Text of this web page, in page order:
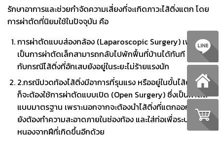
รักษาอาการและช่วยกำจัดความเสี่ยงที่จะเกิดภาวะไส้ติ่งแตก โดย
การผ่าตัดที่นิยมใช้ในปัจจุบัน คือ
การผ่าตัดแบบส่องกล้อง (Laparoscopic Surgery) เพราะ
เป็นการผ่าตัดเล็กสามารถกลับไปพักฟื้นที่บ้านได้ทันที เหมาะ
กับกรณีไส้ติ่งที่อักเสบยังอยู่ในระยะไม่ร้ายแรงนัก
2.กรณีปวดท้องไส้ติ่งมีอาการที่รุนแรง หรืออยู่ในขั้นไส้ติ่งแตก
ก็จะต้องใช้การผ่าตัดแบบเปิด (Open Surgery) ซึ่งเป็นผ่าตัด
แบบมาตรฐาน เพราะนอกจากจะต้องนำไส้ติ่งที่แตกออกแล้ว
ยังต้องทำความสะอาดภายในช่องท้อง และใส่ท่อเพื่อระบาย
หนองจากฝีที่เกิดขึ้นอีกด้วย